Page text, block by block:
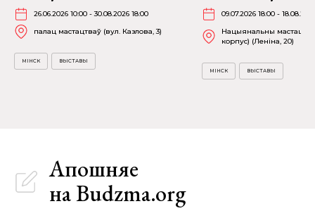
26.06.2026 10:00 - 30.08.2026 18:00
палац мастацтваў (вул. Казлова, 3)
МІНСК ВЫСТАВЫ
09.07.2026 18:00 -
Нацыянальны мастацкі
корпус) (Леніна, 20)
МІНСК ВЫСТАВЫ
Апошняе
на Budzma.org